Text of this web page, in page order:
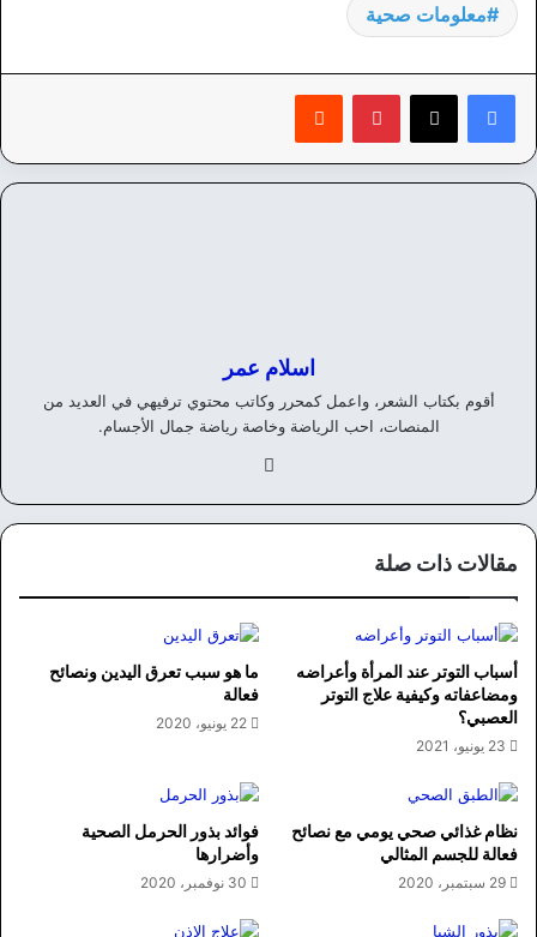
معلومات صحية
بينتيريست
اسلام عمر
أقوم بكتاب الشعر، واعمل كمحرر وكاتب محتوي ترفيهي في العديد من
المنصات، احب الرياضة وخاصة رياضة جمال الأجسام.
وك
مقالات ذات صلة
أسباب التوتر عند المرأة وأعراضه
ومضاعفاته وكيفية علاج التوتر
العصبي؟
23 يونيو، 2021
ما هو سبب تعرق اليدين ونصائح
فعالة
22 يونيو، 2020
نظام غذائي صحي يومي مع نصائح
فعالة للجسم المثالي
29 سبتمبر، 2020
فوائد بذور الحرمل الصحية
وأضرارها
30 نوفمبر، 2020